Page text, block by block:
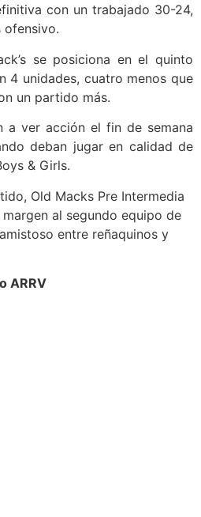
con un trabajado 30-24,
ofensivo.
se posiciona en el quinto
4 unidades, cuatro menos que
un partido más.
a ver acción el fin de semana
deban jugar en calidad de
& Girls.
Old Macks Pre Intermedia
al segundo equipo de
entre reñaquinos y
ARRV